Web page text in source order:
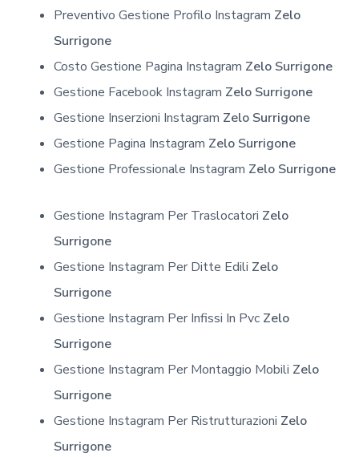
Preventivo Gestione Profilo Instagram Zelo
Surrigone
Costo Gestione Pagina Instagram Zelo Surrigone
Gestione Facebook Instagram Zelo Surrigone
Gestione Inserzioni Instagram Zelo Surrigone
Gestione Pagina Instagram Zelo Surrigone
Gestione Professionale Instagram Zelo Surrigone
Gestione Instagram Per Traslocatori Zelo
Surrigone
Gestione Instagram Per Ditte Edili Zelo
Surrigone
Gestione Instagram Per Infissi In Pvc Zelo
Surrigone
Gestione Instagram Per Montaggio Mobili Zelo
Surrigone
Gestione Instagram Per Ristrutturazioni Zelo
Surrigone